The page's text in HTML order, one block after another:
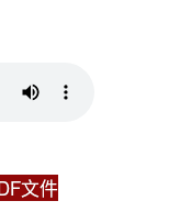
文件